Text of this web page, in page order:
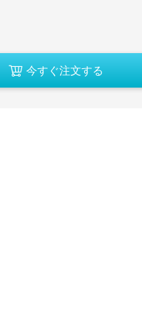
今すぐ注文する